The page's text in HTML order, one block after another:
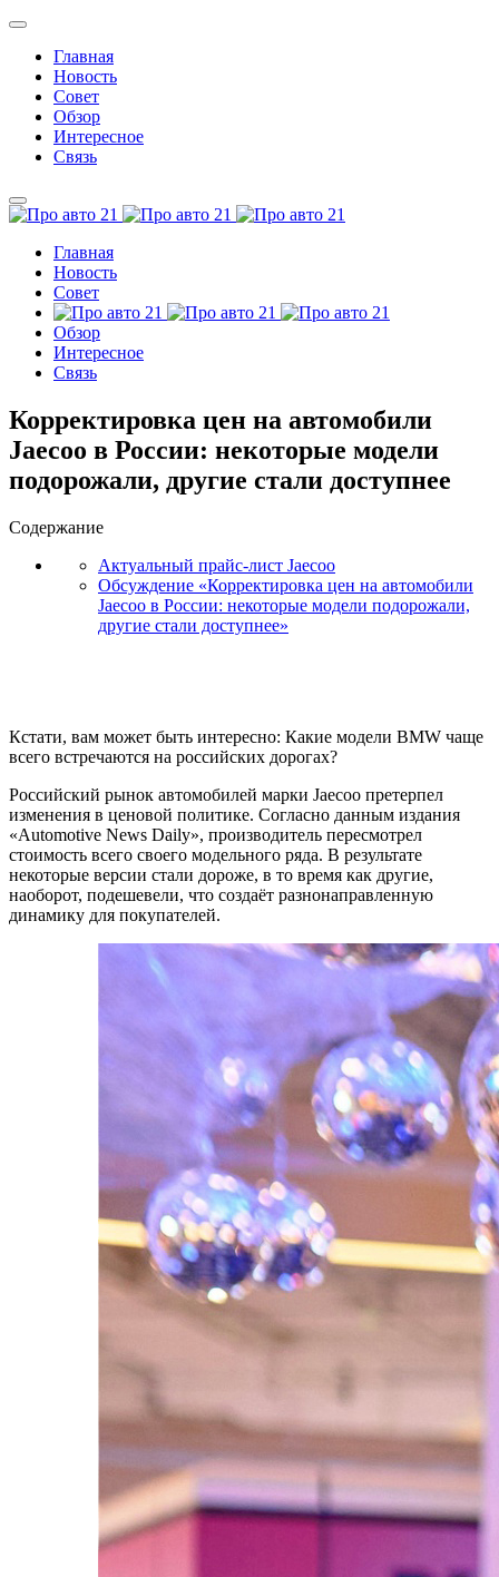
Главная
Новость
Совет
Обзор
Интересное
Связь
Главная
Новость
Совет
Обзор
Интересное
Связь
Корректировка цен на автомобили
Jaecoo в России: некоторые модели
подорожали, другие стали доступнее
Содержание
Актуальный прайс-лист Jaecoo
Обсуждение «Корректировка цен на автомобили
Jaecoo в России: некоторые модели подорожали,
другие стали доступнее»
Кстати, вам может быть интересно: Какие модели BMW чаще
всего встречаются на российских дорогах?
Российский рынок автомобилей марки Jaecoo претерпел
изменения в ценовой политике. Согласно данным издания
«Automotive News Daily», производитель пересмотрел
стоимость всего своего модельного ряда. В результате
некоторые версии стали дороже, в то время как другие,
наоборот, подешевели, что создаёт разнонаправленную
динамику для покупателей.